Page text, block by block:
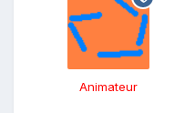
Animateur